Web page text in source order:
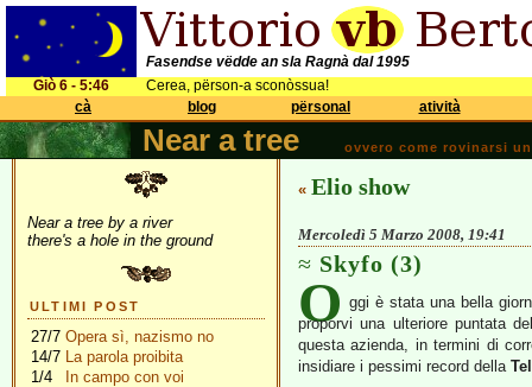
Fasendse vëdde an sla Ragnà dal 1995
Giò 6 - 5:46
Cerea, përson-a sconòssua!
cà
blog përsonal atività
Near a tree ovvero come rovinarsi
Near a tree by a river
there's a hole in the ground
ULTIMI POST
27/7 Opera sì, nazismo no
14/7 La parola proibita
1/4
In campo con voi
« Elio show
Mercoledì 5 Marzo 2008, 19:41
Skyfo (3)
O ggi è stata una bella
proporvi una ulteriore puntata
questa azienda, in termini di
insidiare i pessimi record della